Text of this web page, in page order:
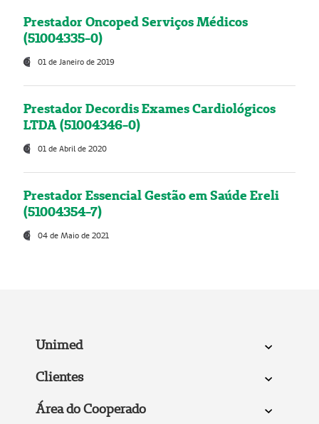
Prestador Oncoped Serviços Médicos
(51004335-0)
01 de Janeiro de 2019
Prestador Decordis Exames Cardiológicos
LTDA (51004346-0)
01 de Abril de 2020
Prestador Essencial Gestão em Saúde Ereli
(51004354-7)
04 de Maio de 2021
Unimed
Clientes
Área do Cooperado